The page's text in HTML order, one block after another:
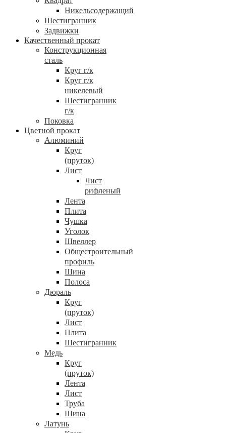
Никельсодержащий
Шестигранник
Задвижки
Качественный прокат
Конструкционная
сталь
Круг г/к
Круг г/к
никелевый
Шестигранник
г/к
Поковка
Цветной прокат
Алюминий
Круг
(пруток)
Лист
Лист
рифленый
Лента
Плита
Чушка
Уголок
Швеллер
Общестроительный
профиль
Шина
Полоса
Дюраль
Круг
(пруток)
Лист
Плита
Шестигранник
Медь
Круг
(пруток)
Лента
Лист
Труба
Шина
Латунь